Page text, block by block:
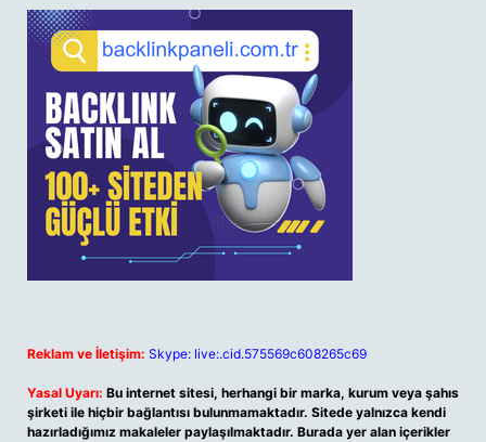
Reklam ve İletişim: Skype: live:.cid.575569c608265c69
Yasal Uyarı: Bu internet sitesi, herhangi bir marka, kurum veya şahıs
şirketi ile hiçbir bağlantısı bulunmamaktadır. Sitede yalnızca kendi
hazırladığımız makaleler paylaşılmaktadır. Burada yer alan içerikler